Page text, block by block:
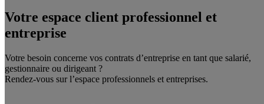
Votre espace client professionnel et
entreprise
Votre besoin concerne vos contrats d’entreprise en tant que salarié,
gestionnaire ou dirigeant ?
Rendez-vous sur l’espace professionnels et entreprises.